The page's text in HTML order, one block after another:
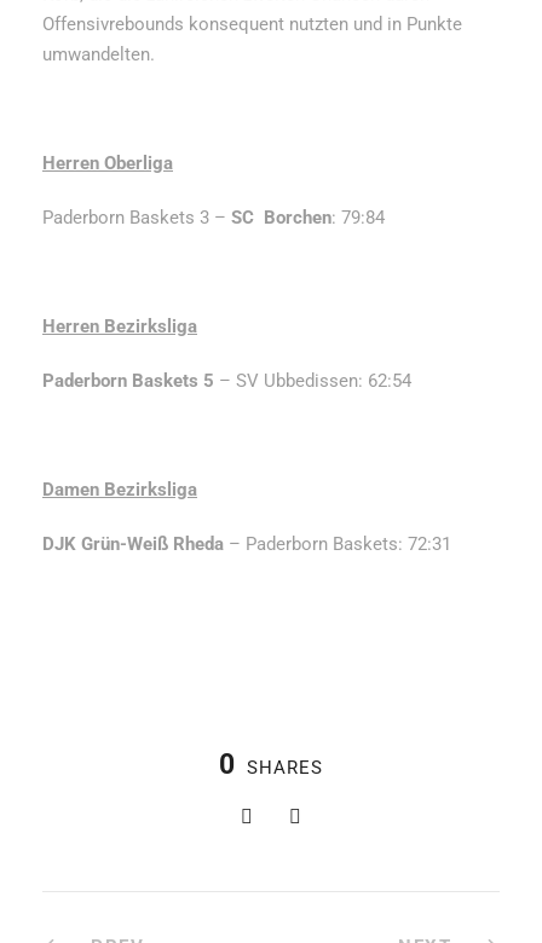
Offensivrebounds konsequent nutzten und in Punkte
umwandelten.
Herren Oberliga
Paderborn Baskets 3 – SC Borchen: 79:84
Herren Bezirksliga
Paderborn Baskets 5 – SV Ubbedissen: 62:54
Damen Bezirksliga
DJK Grün-Weiß Rheda – Paderborn Baskets: 72:31
0 SHARES